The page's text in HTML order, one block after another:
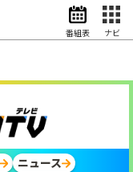
番組表 ナビ
ニュース